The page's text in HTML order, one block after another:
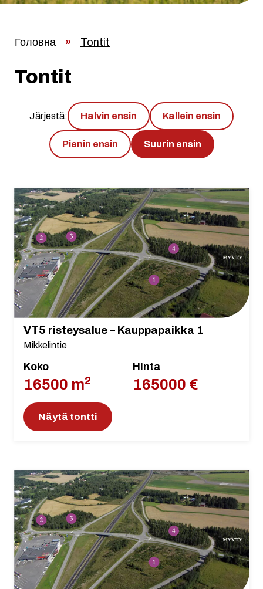
Головна » Tontit
Tontit
Järjestä: Halvin ensin Kallein ensin
Pienin ensin Suurin ensin
VT5 risteysalue – Kauppapaikka 1
Mikkelintie
Koko
16500 m2
Hinta
165000 €
Näytä tontti